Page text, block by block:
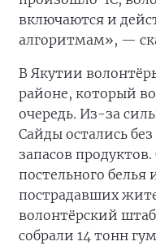
включаются и
алгоритмам», —
В Якутии
районе, который
очередь. Из-за
Сайды остались
запасов
постельного
пострадавших
волонтёрский
собрали 14 тонн